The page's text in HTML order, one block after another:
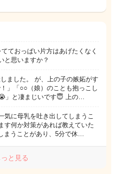
ておっぱい片方はあげたくなく
と思いますか？
ました。 が、上の子の嫉妬がす
」「○○（娘）のことも抱っこし
」と凄まじいです😇 上の…
気に母乳を吐き出してしまうこ
す何か対策があれば教えていた
まうことがあり、5分で休…
と見る